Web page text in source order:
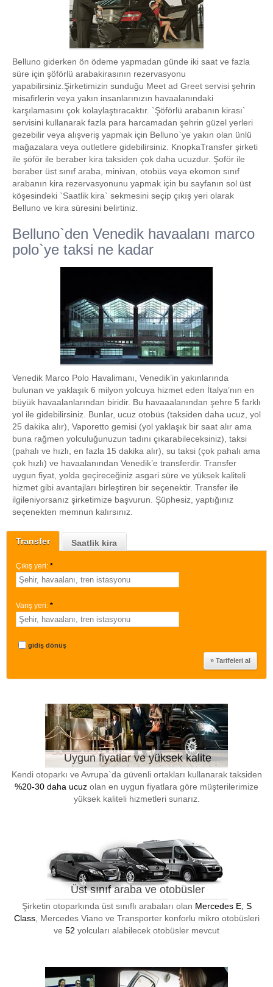
Transfer Saatlik kira
Çıkış yeri: *
Varış yeri: *
gidiş dönüş
Uygun fiyatlar ve yüksek kalite
Kendi otoparkı ve Avrupa`da güvenli ortakları kullanarak taksiden
%20-30 daha ucuz olan en uygun fiyatlara göre müşterilerimize
yüksek kaliteli hizmetleri sunarız.
Üst sınıf araba ve otobüsler
Şirketin otoparkında üst sınıflı arabaları olan Mercedes E, S
Class, Mercedes Viano ve Transporter konforlu mikro otobüsleri
ve 52 yolcuları alabilecek otobüsler mevcut
Belluno giderken ön ödeme yapmadan günde iki saat ve fazla
süre için şöförlü arabakirasının rezervasyonu
yapabilirsiniz.Şirketimizin sunduğu Meet ad Greet servisi şehrin
misafirlerin veya yakın insanlarınızın havaalanındaki
karşılamasını çok kolaylaştıracaktır. `Şöförlü arabanın kirası`
servisini kullanarak fazla para harcamadan şehrin güzel yerleri
gezebilir veya alışveriş yapmak için Belluno`ye yakın olan ünlü
mağazalara veya outletlere gidebilirsiniz. KnopkaTransfer şirketi
ile şöför ile beraber kira taksiden çok daha ucuzdur. Şoför ile
beraber üst sınıf araba, minivan, otobüs veya ekomon sınıf
arabanın kira rezervasyonunu yapmak için bu sayfanın sol üst
köşesindeki `Saatlik kira` sekmesini seçip çıkış yeri olarak
Belluno ve kira süresini belirtiniz.
Belluno`den Venedik havaalanı marco
polo`ye taksi ne kadar
Venedik Marco Polo Havalimanı, Venedik’in yakınlarında
bulunan ve yaklaşık 6 milyon yolcuya hizmet eden İtalya’nın en
büyük havaalanlarından biridir. Bu havaaalanından şehre 5 farklı
yol ile gidebilirsiniz. Bunlar, ucuz otobüs (taksiden daha ucuz, yol
25 dakika alır), Vaporetto gemisi (yol yaklaşık bir saat alır ama
buna rağmen yolculuğunuzun tadını çıkarabileceksiniz), taksi
(pahalı ve hızlı, en fazla 15 dakika alır), su taksi (çok pahalı ama
çok hızlı) ve havaalanından Venedik’e transferdir. Transfer
uygun fiyat, yolda geçireceğiniz asgari süre ve yüksek kaliteli
hizmet gibi avantajları birleştiren bir seçenektir. Transfer ile
ilgileniyorsanız şirketimize başvurun. Şüphesiz, yaptığınız
seçenekten memnun kalırsınız.